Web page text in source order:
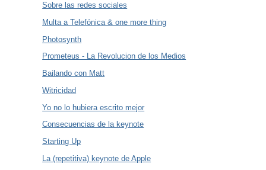
Sobre las redes sociales
Multa a Telefónica & one more thing
Photosynth
Prometeus - La Revolucion de los Medios
Bailando con Matt
Witricidad
Yo no lo hubiera escrito mejor
Consecuencias de la keynote
Starting Up
La (repetitiva) keynote de Apple